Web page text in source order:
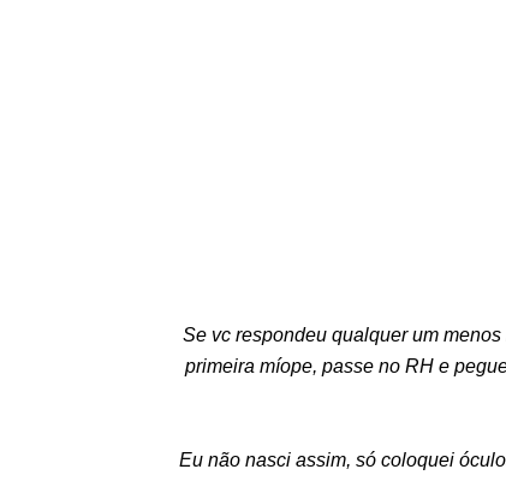
Se vc respondeu qualquer um
primeira míope, passe no RH e
Eu não nasci assim, só coloquei